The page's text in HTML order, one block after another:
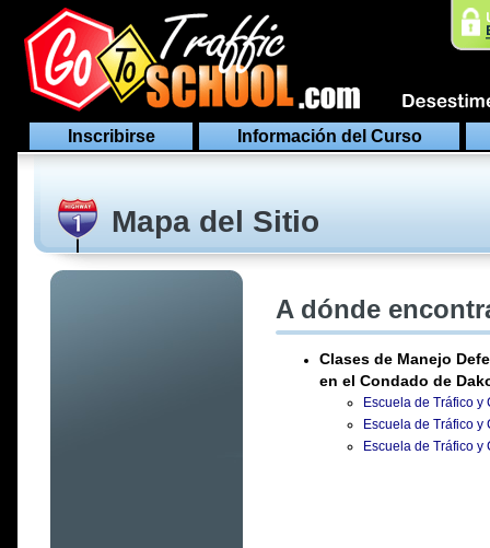
Inscribirse Información del Curso
Mapa del Sitio
A dónde
Clases de Manejo
en el Condado de
Escuela de Tráfico
Escuela de Tráfico
Escuela de Tráfico y